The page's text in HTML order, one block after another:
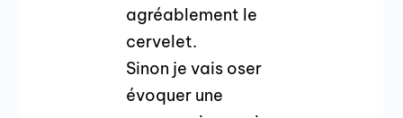
agréablement le
cervelet.
Sinon je vais oser
évoquer une